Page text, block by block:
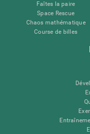
Faîtes la paire
Space Rescue
Chaos mathématique
Course de billes